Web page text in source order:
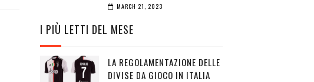
MARCH 21, 2023
I PIÙ LETTI DEL MESE
LA REGOLAMENTAZIONE DELLE
DIVISE DA GIOCO IN ITALIA